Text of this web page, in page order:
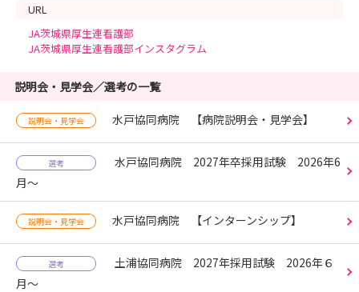
URL
JA茨城県厚生連看護部
JA茨城県厚生連看護部インスタグラム
説明会・見学会／選考の一覧
説明会・見学会 水戸協同病院 【病院説明会・見学会】
選考
水戸協同病院 2027年卒採用試験 2026年6
月～
説明会・見学会 水戸協同病院 【インターンシップ】
選考
土浦協同病院 2027年採用試験 2026年６
月～